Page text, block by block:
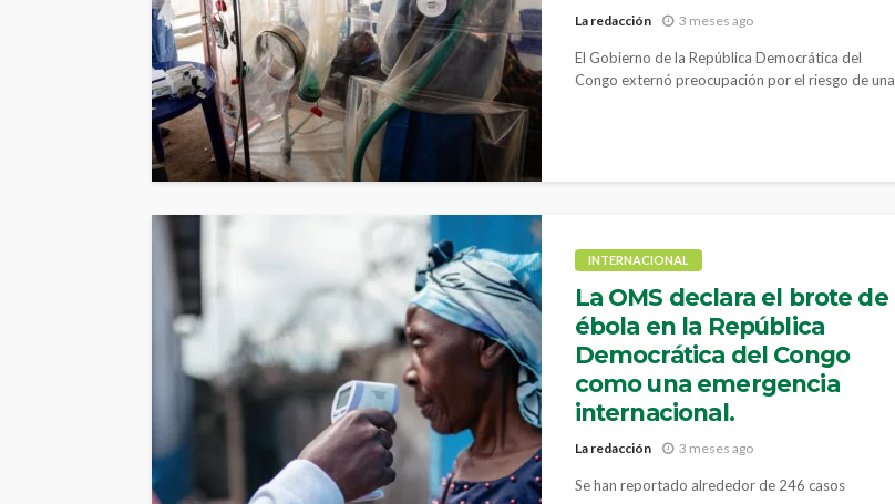
La redacción 3 meses ago
El Gobierno de la República Democrática del
Congo externó preocupación por el riesgo de una
INTERNACIONAL
La OMS declara el brote de
ébola en la República
Democrática del Congo
como una emergencia
internacional.
La redacción 3 meses ago
Se han reportado alrededor de 246 casos